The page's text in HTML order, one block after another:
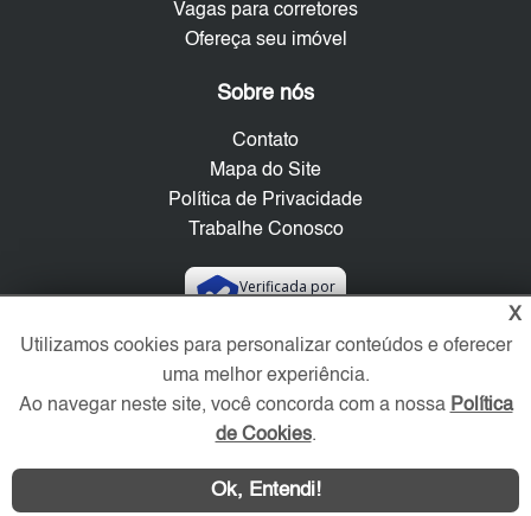
Vagas para corretores
Ofereça seu imóvel
Sobre nós
Contato
Mapa do Site
Política de Privacidade
Trabalhe Conosco
Verificada por
Redes Sociais
X
Utilizamos cookies para personalizar conteúdos e oferecer
uma melhor experiência.
Ao navegar neste site, você concorda com a nossa Política
de Cookies.
Ok, Entendi!